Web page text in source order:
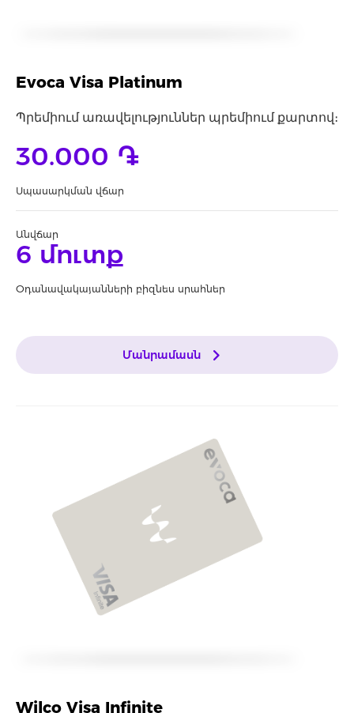
Evoca Visa Platinum
Պրեմիում առավելություններ պրեմիում քարտով։
30.000 ֏
Սպասարկման վճար
Անվճար
6 մուտք
Օդանավակայանների բիզնես սրահներ
Մանրամասն
Wilco Visa Infinite